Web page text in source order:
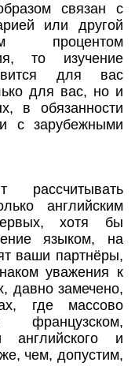
связан с
или другой
процентом
то изучение
для вас
для вас, но и
в обязанности
с зарубежными
рассчитывать
английским
хотя бы
языком, на
ваши партнёры,
уважения к
давно замечено,
где массово
английского и
чем, допустим,